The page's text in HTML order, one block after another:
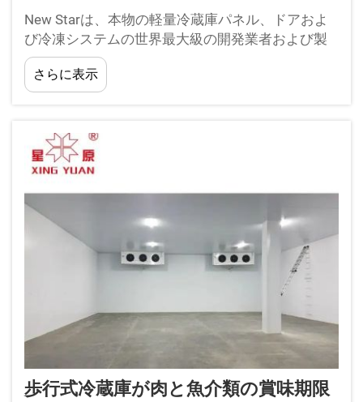
New Starは、本物の軽量冷蔵庫パネル、ドアおよ
び冷凍システムの世界最大級の開発業者および製
造業者の一つです！15年の製造経験と11年の輸出
経験を有し、CE/ISO/SGS認証を取得した製品を世
界中に出荷しています。
さらに表示
歩行式冷蔵庫が肉と魚介類の賞味期限